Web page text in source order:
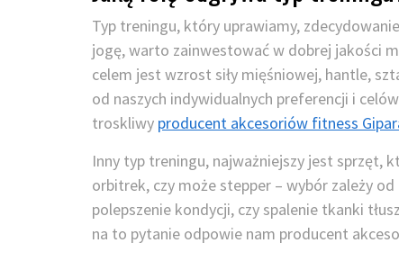
Typ treningu, który uprawiamy,
jogę, warto zainwestować w dobrej jakości
celem jest wzrost siły mięśniowej, hantle,
od naszych indywidualnych preferencji i
troskliwy producent akcesoriów fitness
Inny typ treningu, najważniejszy jest sprzęt,
orbitrek, czy może stepper – wybór zależy
polepszenie kondycji, czy spalenie tkanki
na to pytanie odpowie nam producent